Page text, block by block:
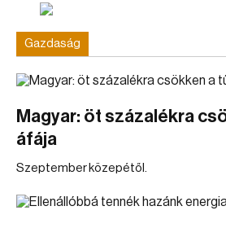
Gazdaság
Magyar: öt százalékra
áfája
Szeptember közepétől.